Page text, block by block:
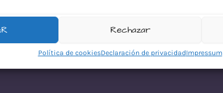
Rechazar
Política de cookiesDeclaración de privacidadImpressum